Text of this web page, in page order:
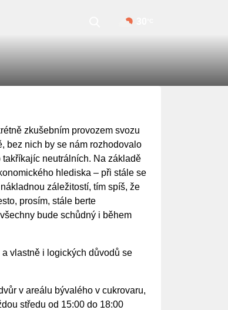
zkušebním provozem svozu
bez nich by se nám rozhodovalo
neutrálních. Na základě
hlediska – při stále se
záležitostí, tím spíš, že
prosím, stále berte
bude schůdný i během
vlastně i logických důvodů se
v areálu bývalého v cukrovaru,
středu od 15:00 do 18:00